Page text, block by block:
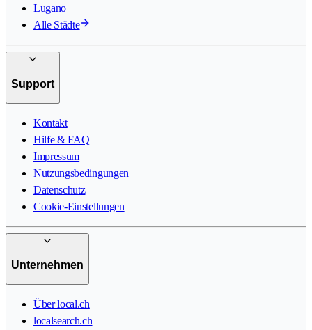
Lugano
Alle Städte
Support
Kontakt
Hilfe & FAQ
Impressum
Nutzungsbedingungen
Datenschutz
Cookie-Einstellungen
Unternehmen
Über local.ch
localsearch.ch